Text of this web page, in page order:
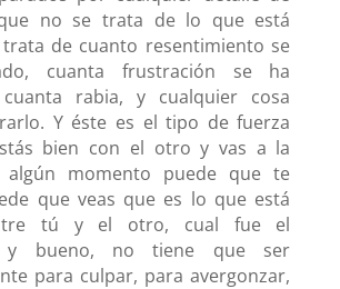
no se trata de lo que está
trata de cuanto resentimiento se
cuanta frustración se ha
cuanta rabia, y cualquier cosa
Y éste es el tipo de fuerza
bien con el otro y vas a la
algún momento puede que te
que veas que es lo que está
tú y el otro, cual fue el
y bueno, no tiene que ser
para culpar, para avergonzar,